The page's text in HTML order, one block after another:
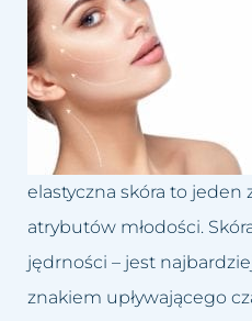
Dolina łez
Drugi podbródek
Hirsutyzm
Krzywy nos,
Nadmiar tkanki
Opadające
Leczenie
Leczenie łysienia
Leczenie migreny
Leczenie
Leczenie
Lifting twarzy
Trychologia
Blog
Kontakt
elastyczna skóra to jeden
atrybutów młodości.
jędrności – jest
znakiem upływającego